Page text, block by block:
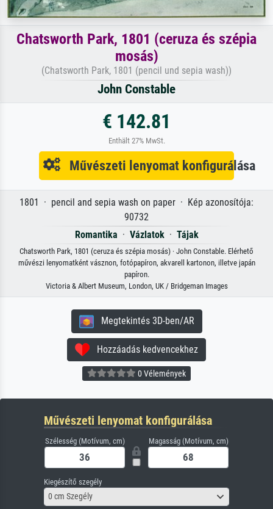
Chatsworth Park, 1801 (ceruza és szépia
mosás)
(Chatsworth Park, 1801 (pencil und sepia wash))
John Constable
€ 142.81
Enthält 27% MwSt.
Művészeti lenyomat konfigurálása
1801 · pencil and sepia wash on paper · Kép azonosítója:
90732
Romantika · Vázlatok· Tájak
Chatsworth Park, 1801 (ceruza és szépia mosás) · John Constable. Elérhető
művészi lenyomatként vásznon, fotópapíron, akvarell kartonon, illetve japán
papíron.
Victoria & Albert Museum, London, UK / Bridgeman Images
Megtekintés 3D-ben/AR
Hozzáadás kedvencekhez
0 Vélemények
Művészeti lenyomat konfigurálása
Szélesség (Motívum, cm) Magasság (Motívum, cm)
Kiegészítő szegély
0 cm Szegély